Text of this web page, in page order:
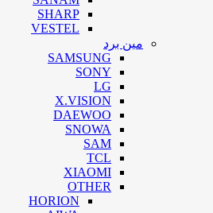
SHARP
VESTEL
مین برد
SAMSUNG
SONY
LG
X.VISION
DAEWOO
SNOWA
SAM
TCL
XIAOMI
OTHER
HORION